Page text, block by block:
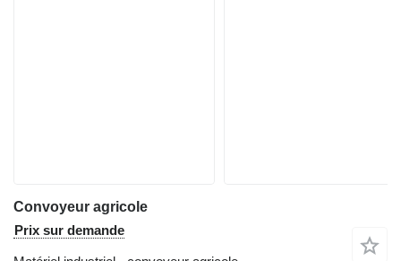
Convoyeur agricole
Prix sur demande